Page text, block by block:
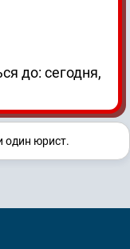
до: сегодня,
один юрист.